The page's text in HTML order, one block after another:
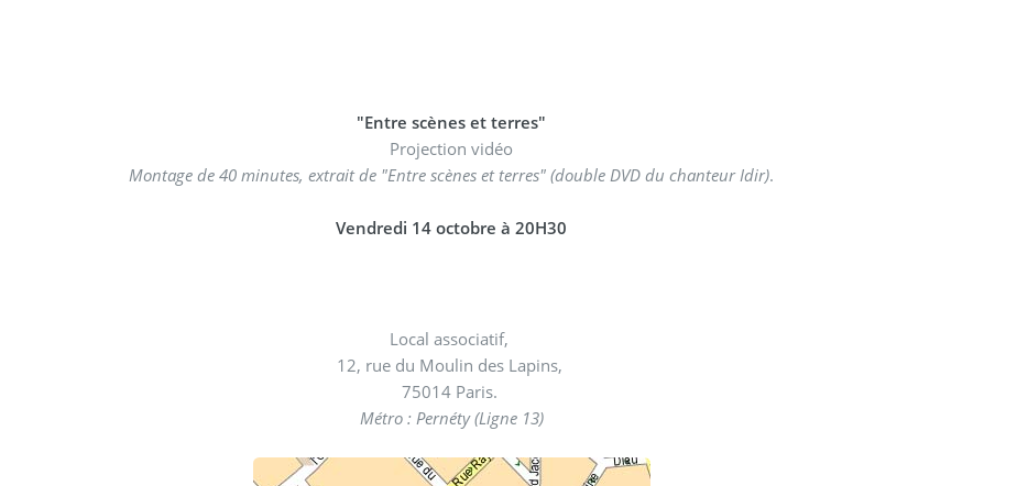
"Entre scènes et terres"
Projection vidéo
Montage de 40 minutes, extrait de "Entre scènes et terres" (double DVD du chanteur Idir).
Vendredi 14 octobre à 20H30
Local associatif,
12, rue du Moulin des Lapins,
75014 Paris.
Métro : Pernéty (Ligne 13)